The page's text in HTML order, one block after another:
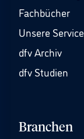
Fachbücher
Unsere
dfv Archiv
dfv Studien
Branchen